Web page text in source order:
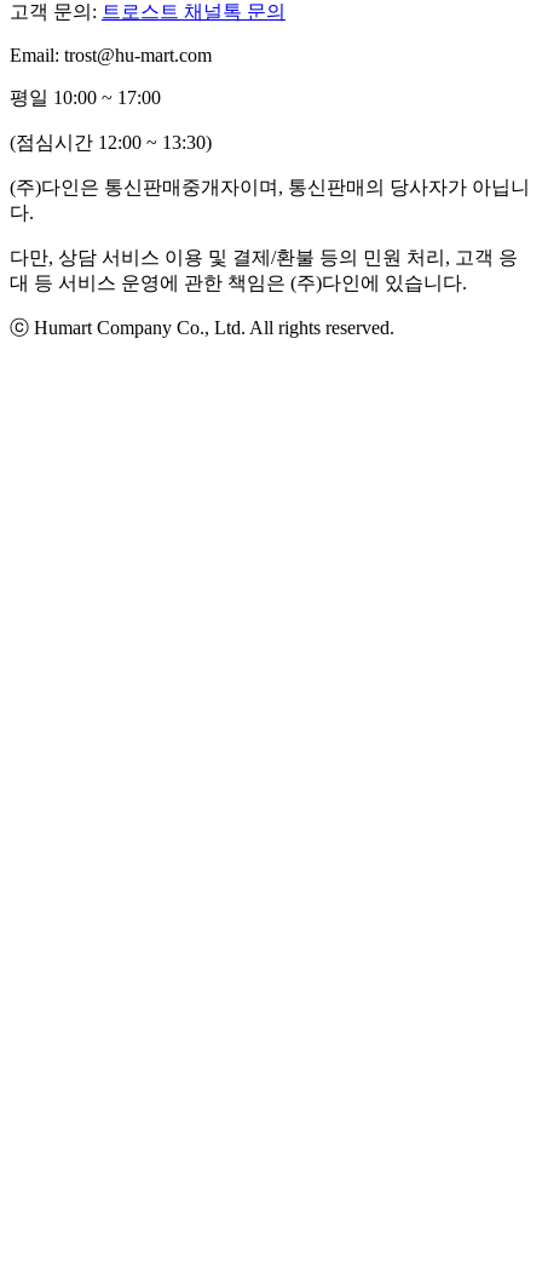
고객 문의: 트로스트 채널톡 문의
Email: trost@hu-mart.com
평일 10:00 ~ 17:00
(점심시간 12:00 ~ 13:30)
(주)다인은 통신판매중개자이며, 통신판매의 당사자가 아닙니
다.
다만, 상담 서비스 이용 및 결제/환불 등의 민원 처리, 고객 응
대 등 서비스 운영에 관한 책임은 (주)다인에 있습니다.
ⓒ Humart Company Co., Ltd. All rights reserved.